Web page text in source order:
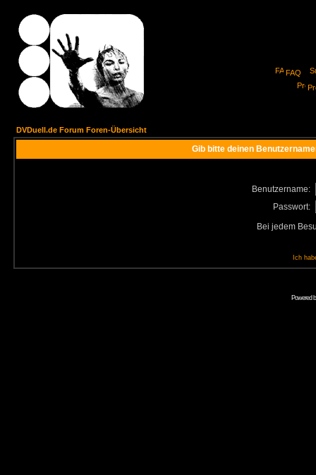
FAQ
DVDuell.de Forum Foren-Übersicht
Gib bitte deinen
Benutzername:
Passwort:
Bei jedem
Ich
Powered